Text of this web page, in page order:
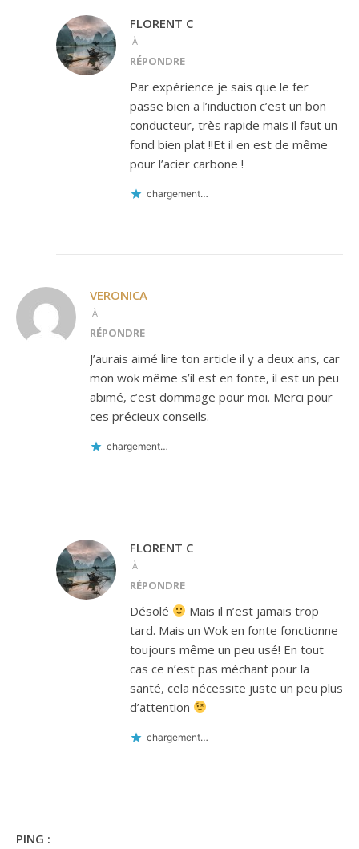
FLORENT C
À
RÉPONDRE
Par expérience je sais que le fer
passe bien a l’induction c’est un bon
conducteur, très rapide mais il faut un
fond bien plat !!Et il en est de même
pour l’acier carbone !
chargement…
VERONICA
À
RÉPONDRE
J’aurais aimé lire ton article il y a deux ans, car
mon wok même s’il est en fonte, il est un peu
abimé, c’est dommage pour moi. Merci pour
ces précieux conseils.
chargement…
FLORENT C
À
RÉPONDRE
Désolé
Mais il n’est jamais trop
tard. Mais un Wok en fonte fonctionne
toujours même un peu usé! En tout
cas ce n’est pas méchant pour la
santé, cela nécessite juste un peu plus
d’attention
chargement…
PING :